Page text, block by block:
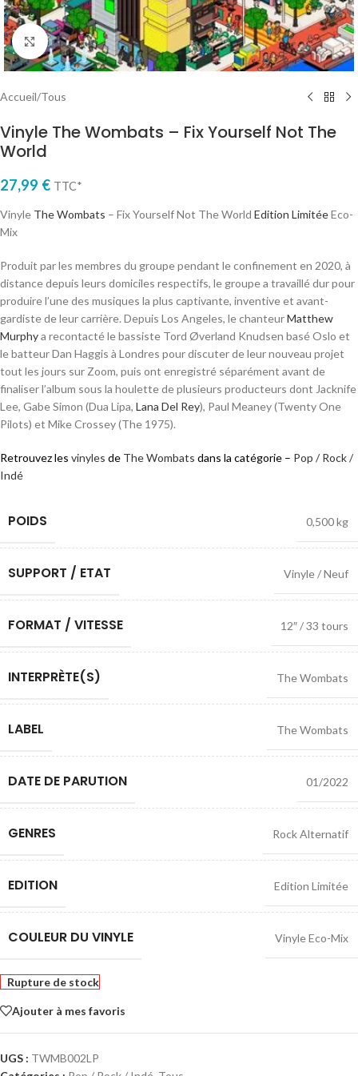
Cliquez pour agrandir
Accueil/Tous
Vinyle The Wombats – Fix Yourself Not The
World
27,99 € TTC*
Vinyle The Wombats – Fix Yourself Not The World Edition LimitéeEco-
Mix
Produit par les membres du groupe pendant le confinement en 2020, à
distance depuis leurs domiciles respectifs, le groupe a travaillé dur pour
produire l’une des musiques la plus captivante, inventive et avant-
gardiste de leur carrière. Depuis Los Angeles, le chanteurMatthew
Murphya recontacté le bassiste Tord Øverland Knudsen basé Oslo et
le batteur Dan Haggis à Londres pour discuter de leur nouveau projet
tout les jours sur Zoom, puis ont enregistré séparément avant de
finaliser l’album sous la houlette de plusieurs producteurs dont Jacknife
Lee, Gabe Simon (Dua Lipa, Lana Del Rey), Paul Meaney (Twenty One
Pilots) et Mike Crossey (The 1975).
Retrouvez les vinyles de The Wombats dans la catégorie – Pop / Rock /
Indé
POIDS 0,500 kg
SUPPORT / ETAT Vinyle / Neuf
FORMAT / VITESSE 12″ / 33 tours
INTERPRÈTE(S) The Wombats
LABEL The Wombats
DATE DE PARUTION 01/2022
GENRES Rock Alternatif
EDITION Edition Limitée
COULEUR DU VINYLE Vinyle Eco-Mix
Rupture de stock
Ajouter à mes favoris
UGS : TWMB002LP